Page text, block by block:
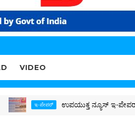
VIDEO
ಇ-ಪೇಪರ್‌ ಉಪಯುಕ್ತ ನ್ಯೂಸ್ ಇ-ಪೇಪರ್, 05